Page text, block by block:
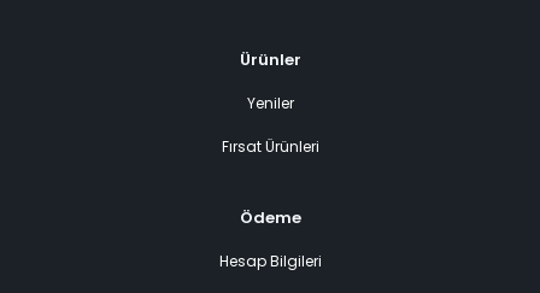
Ürünler
Yeniler
Fırsat Ürünleri
Ödeme
Hesap Bilgileri